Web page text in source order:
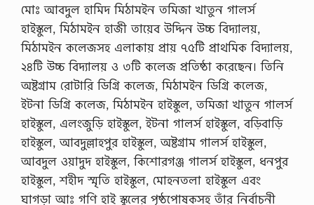
মোঃ আবদুল হামিদ মিঠামইন তমিজা খাতুন গালর্স
হাইস্কুল, মিঠামইন হাজী তায়েব উদ্দিন উচ্চ বিদ্যালয়,
মিঠামইন কলেজসহ এলাকায় প্রায় ৭৫টি প্রাথমিক বিদ্যালয়,
২৪টি উচ্চ বিদ্যালয় ও ৩টি কলেজ প্রতিষ্ঠা করেছেন। তিনি
অষ্টগ্রাম রোটারি ডিগ্রি কলেজ, মিঠামইন ডিগ্রি কলেজ,
ইটনা ডিগ্রি কলেজ, মিঠামইন হাইস্কুল, তমিজা খাতুন গালর্স
হাইস্কুল, এলংজুড়ি হাইস্কুল, ইটনা গালর্স হাইস্কুল, বড়িবাড়ি
হাইস্কুল, আবদুল্লাহপুর হাইস্কুল, অষ্টগ্রাম গালর্স হাইস্কুল,
আবদুল ওয়াদুদ হাইস্কুল, কিশোরগঞ্জ গালর্স হাইস্কুল, ধনপুর
হাইস্কুল, শহীদ স্মৃতি হাইস্কুল, মোহনতলা হাইস্কুল এবং
ঘাগড়া আঃ গণি হাই স্কুলের পৃষ্ঠপোষকসহ তাঁর নির্বাচনী